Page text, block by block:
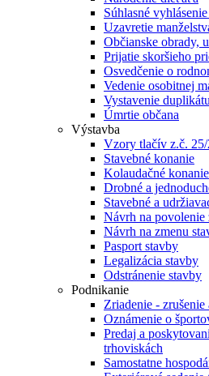
Súhlasné
Uzavretie
Občianske obrady,
Prijatie skoršieho
Osvedčenie o
Vedenie osobitnej
Vystavenie
Úmrtie občana
Výstavba
Vzory tlačív z.č.
Stavebné konanie
Kolaudačné konanie
Drobné a
Stavebné a
Návrh na
Návrh na zmenu
Pasport stavby
Legalizácia stavby
Odstránenie stavby
Podnikanie
Zriadenie - zrušenie
Oznámenie o
Predaj a
trhoviskách
Samostatne